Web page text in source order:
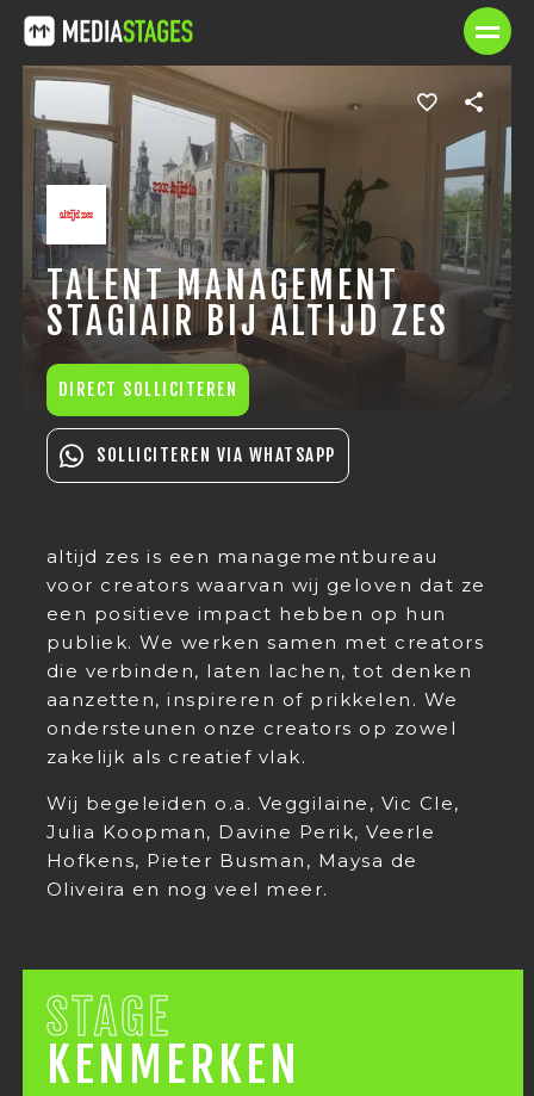
TALENT MANAGEMENT
STAGIAIR BIJ ALTIJD ZES
DIRECT SOLLICITEREN
SOLLICITEREN VIA WHATSAPP
altijd zes is een managementbureau
voor creators waarvan wij geloven dat ze
een positieve impact hebben op hun
publiek. We werken samen met creators
die verbinden, laten lachen, tot denken
aanzetten, inspireren of prikkelen. We
ondersteunen onze creators op zowel
zakelijk als creatief vlak.
Wij begeleiden o.a. Veggilaine, Vic Cle,
Julia Koopman, Davine Perik, Veerle
Hofkens, Pieter Busman, Maysa de
Oliveira en nog veel meer.
STAGE
KENMERKEN